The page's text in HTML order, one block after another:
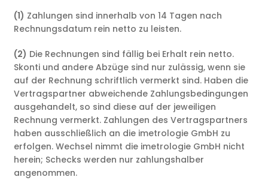
(1) Zahlungen sind innerhalb von 14 Tagen nach
Rechnungsdatum rein netto zu leisten.
(2) Die Rechnungen sind fällig bei Erhalt rein netto.
Skonti und andere Abzüge sind nur zulässig, wenn sie
auf der Rechnung schriftlich vermerkt sind. Haben die
Vertragspartner abweichende Zahlungsbedingungen
ausgehandelt, so sind diese auf der jeweiligen
Rechnung vermerkt. Zahlungen des Vertragspartners
haben ausschließlich an die imetrologie GmbH zu
erfolgen. Wechsel nimmt die imetrologie GmbH nicht
herein; Schecks werden nur zahlungshalber
angenommen.